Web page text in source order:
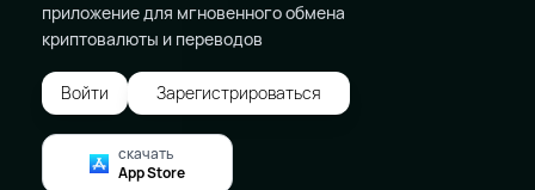
приложение для мгновенного обмена
криптовалюты и переводов
Войти Зарегистрироваться
скачать
App Store